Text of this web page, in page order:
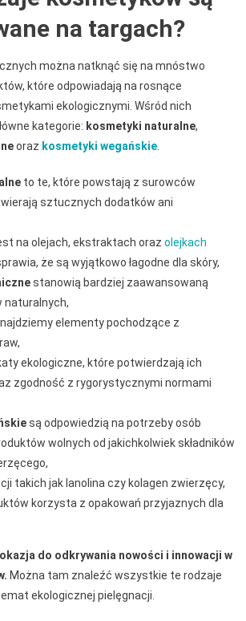
na targach?
można natknąć się na mnóstwo
które odpowiadają na rosnące
ekologicznymi. Wśród nich
kategorie: kosmetyki naturalne,
oraz kosmetyki wegańskie.
to te, które powstają z surowców
sztucznych dodatków ani
na olejach, ekstraktach oraz olejkach
że są wyjątkowo łagodne dla skóry,
stanowią bardziej zaawansowaną
naturalnych,
elementy pochodzące z
ekologiczne, które potwierdzają ich
zgodność z rygorystycznymi normami
są odpowiedzią na potrzeby osób
wolnych od jakichkolwiek składników
takich jak lanolina czy kolagen zwierzęcy,
korzysta z opakowań przyjaznych dla
do odkrywania nowości i innowacji w
Można tam znaleźć wszystkie te rodzaje
ekologicznej pielęgnacji.